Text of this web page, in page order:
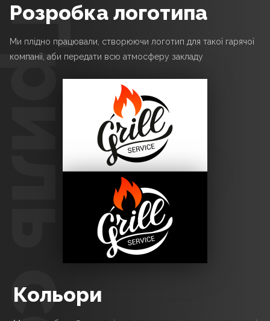
розробка логотипа
Ми плідно працювали, створюючи логотип для такої гарячої
компанії, аби передати всю атмосферу закладу
кольори